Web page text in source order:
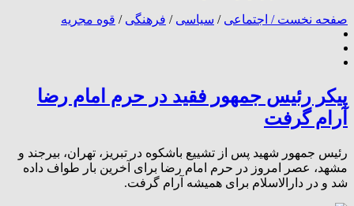
صفحه نخست / اجتماعی / سیاسی / فرهنگی / قوه مجریه
پیکر رئیس جمهور فقید در حرم امام رضا
آرام گرفت
رئیس جمهور شهید پس از تشییع باشکوه در تبریز، تهران، بیرجند و
مشهد، عصر امروز در حرم امام رضا برای آخرین بار طواف داده
شد و در دارالاسلام برای همیشه آرام گرفت.